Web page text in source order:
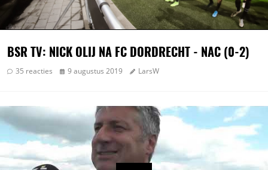
BSR TV: NICK OLIJ NA FC DORDRECHT - NAC (0-2)
35 reacties 9 augustus 2019 LarsW